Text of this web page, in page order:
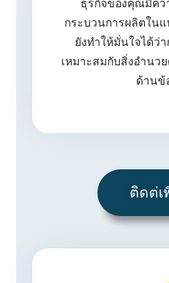
ธุรกิจของคุณมีคว
กระบวนการผลิตใน
ยังทำให้มั่นใจได้ว่
เหมาะสมกับสิ่งอำนว
ด้านข้
ติดต่เ